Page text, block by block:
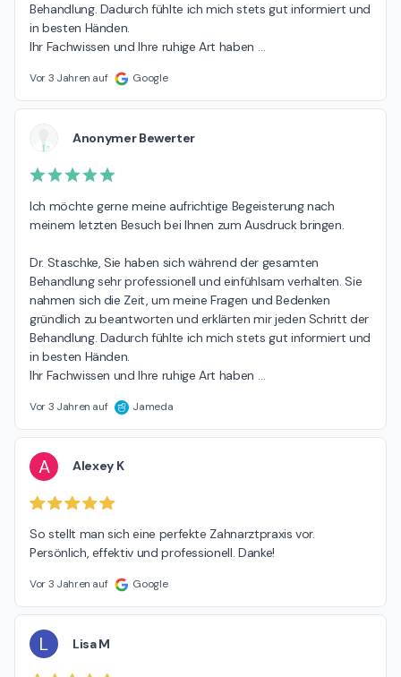
Behandlung. Dadurch fühlte ich mich stets gut informiert und
in besten Händen.
Ihr Fachwissen und Ihre ruhige Art haben …
Vor 3 Jahren auf Google
Anonymer Bewerter
Ich möchte gerne meine aufrichtige Begeisterung nach
meinem letzten Besuch bei Ihnen zum Ausdruck bringen.
Dr. Staschke, Sie haben sich während der gesamten
Behandlung sehr professionell und einfühlsam verhalten. Sie
nahmen sich die Zeit, um meine Fragen und Bedenken
gründlich zu beantworten und erklärten mir jeden Schritt der
Behandlung. Dadurch fühlte ich mich stets gut informiert und
in besten Händen.
Ihr Fachwissen und Ihre ruhige Art haben …
Vor 3 Jahren auf Jameda
A Alexey K
So stellt man sich eine perfekte Zahnarztpraxis vor.
Persönlich, effektiv und professionell. Danke!
Vor 3 Jahren auf Google
L Lisa M